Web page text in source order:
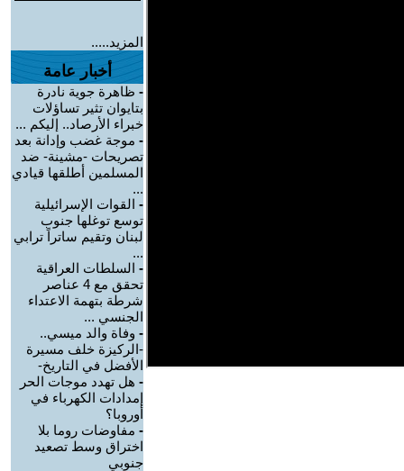
المزيد.....
أخبار عامة
- ظاهرة جوية نادرة
بتايوان تثير تساؤلات
خبراء الأرصاد.. إليكم ...
- موجة غضب وإدانة بعد
تصريحات -مشينة- ضد
المسلمين أطلقها قيادي
...
- القوات الإسرائيلية
توسع توغلها جنوب
لبنان وتقيم ساتراً ترابي
...
- السلطات العراقية
تحقق مع 4 عناصر
شرطة بتهمة الاعتداء
الجنسي ...
- وفاة والد ميسي..
-الركيزة خلف مسيرة
الأفضل في التاريخ-
- هل تهدد موجات الحر
إمدادات الكهرباء في
أوروبا؟
- مفاوضات روما بلا
اختراق وسط تصعيد
جنوبي